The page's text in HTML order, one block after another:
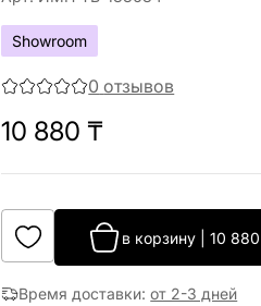
Showroom
0 отзывов
10 880 ₸
в корзину |10 880
Время доставки:от 2-3 дней